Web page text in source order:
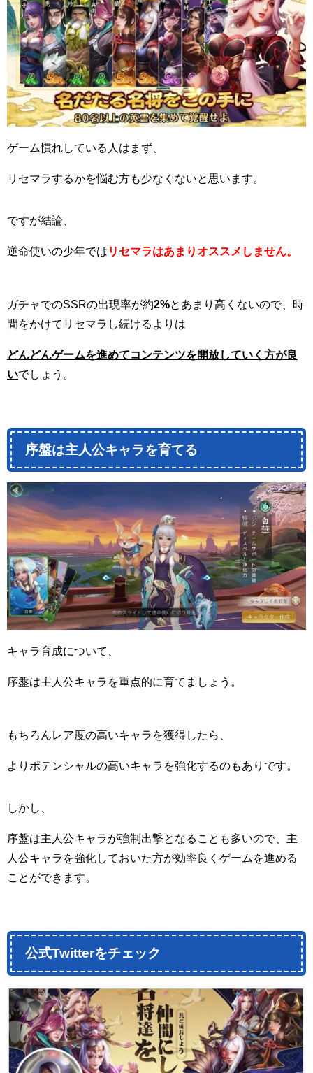
ゲーム慣れしている人はまず、
リセマラするかを悩む方も少なくないと思います。
ですが結論、
逆命使いの少年では リセマラはあまりオススメしません。
ガチャでのSSRの出現率が約2%とあまり高くないので、時
間をかけてリセマラし続けるよりは
どんどんゲームを進めてコンテンツを開放していく方が良
いでしょう。
序盤は主人公キャラを育てる
キャラ育成について、
序盤は主人公キャラを重点的に育てましょう。
もちろんレア度の高いキャラを獲得したら、
よりポテンシャルの高いキャラを強化するのもありです。
しかし、
序盤は主人公キャラが強制出撃となることも多いので、主
人公キャラを強化しておいた方が効率良くゲームを進める
ことができます。
公式Twitterをチェック